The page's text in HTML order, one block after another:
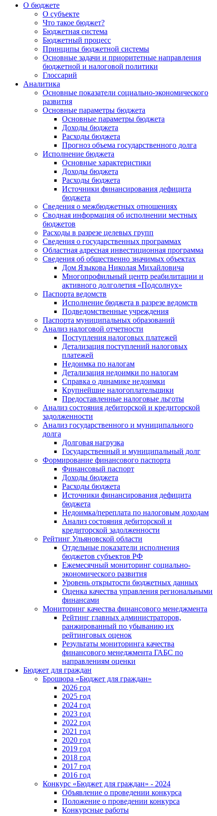
О бюджете
О субъекте
Что такое бюджет?
Бюджетная система
Бюджетный процесс
Принципы бюджетной системы
Основные задачи и приоритетные направления
бюджетной и налоговой политики
Глоссарий
Аналитика
Основные показатели социально-экономического
развития
Основные параметры бюджета
Основные параметры бюджета
Доходы бюджета
Расходы бюджета
Прогноз объема государственного долга
Исполнение бюджета
Основные характеристики
Доходы бюджета
Расходы бюджета
Источники финансирования дефицита
бюджета
Сведения о межбюджетных отношениях
Сводная информация об исполнении местных
бюджетов
Расходы в разрезе целевых групп
Сведения о государственных программах
Областная адресная инвестиционная программа
Сведения об общественно значимых объектах
Дом Языкова Николая Михайловича
Многопрофильный центр реабилитации и
активного долголетия «Подсолнух»
Паспорта ведомств
Исполнение бюджета в разрезе ведомств
Подведомственные учреждения
Паспорта муниципальных образований
Анализ налоговой отчетности
Поступления налоговых платежей
Детализация поступлений налоговых
платежей
Недоимка по налогам
Детализация недоимки по налогам
Справка о динамике недоимки
Крупнейшие налогоплательщики
Предоставленные налоговые льготы
Анализ состояния дебиторской и кредиторской
задолженности
Анализ государственного и муниципального
долга
Долговая нагрузка
Государственный и муниципальный долг
Формирование финансового паспорта
Финансовый паспорт
Доходы бюджета
Расходы бюджета
Источники финансирования дефицита
бюджета
Недоимка/переплата по налоговым доходам
Анализ состояния дебиторской и
кредиторской задолженности
Рейтинг Ульяновской области
Отдельные показатели исполнения
бюджетов субъектов РФ
Ежемесячный мониторинг социально-
экономического развития
Уровень открытости бюджетных данных
Оценка качества управления региональными
финансами
Мониторинг качества финансового менеджмента
Рейтинг главных администраторов,
ранжированный по убыванию их
рейтинговых оценок
Результаты мониторинга качества
финансового менеджмента ГАБС по
направлениям оценки
Бюджет для граждан
Брошюра «Бюджет для граждан»
2026 год
2025 год
2024 год
2023 год
2022 год
2021 год
2020 год
2019 год
2018 год
2017 год
2016 год
Конкурс «Бюджет для граждан» - 2024
Объявление о проведении конкурса
Положение о проведении конкурса
Конкурсные работы